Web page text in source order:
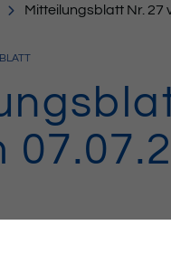
Mitteilungsblatt Nr. 27